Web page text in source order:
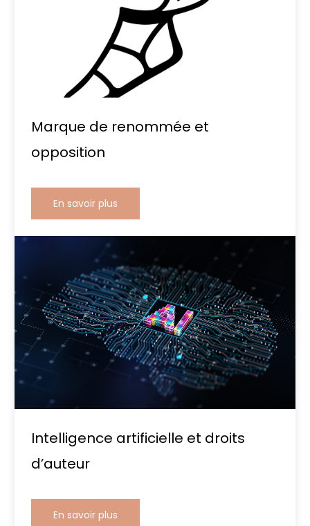
Marque de renommée et
opposition
En savoir plus
Intelligence artificielle et droits
d’auteur
En savoir plus